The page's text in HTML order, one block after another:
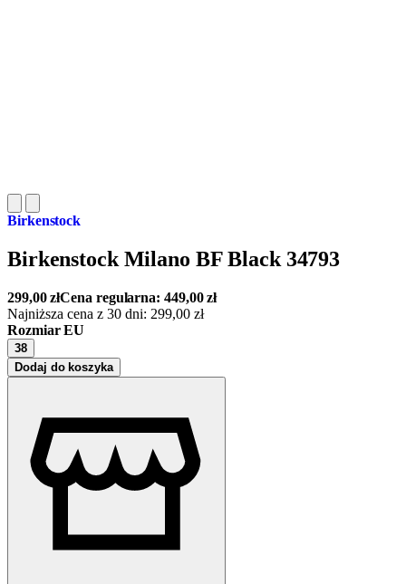
Birkenstock
Birkenstock Milano BF Black 34793
299,00złCena regularna:449,00zł
Najniższa cena z 30 dni: 299,00 zł
Rozmiar EU
38
Dodaj do koszyka